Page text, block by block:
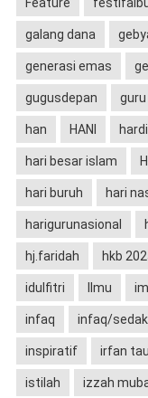
Feature
galang dana
generasi emas
gugusdepan guru
han HANI
hari besar islam
hari buruh hari
harigurunasional
hj.faridah hkb
idulfitri Ilmu
infaq infaq/
inspiratif irfan
istilah izzah